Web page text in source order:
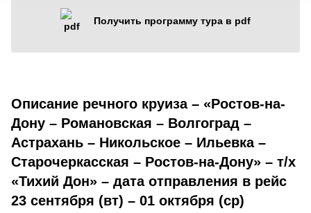
Получить программу тура в pdf
Описание речного круиза – «Ростов-на-
Дону – Романовская – Волгоград –
Астрахань – Никольское – Ильевка –
Старочеркасская – Ростов-на-Дону» – т/х
«Тихий Дон» – дата отправления в рейс
23 сентября (вт) – 01 октября (ср)